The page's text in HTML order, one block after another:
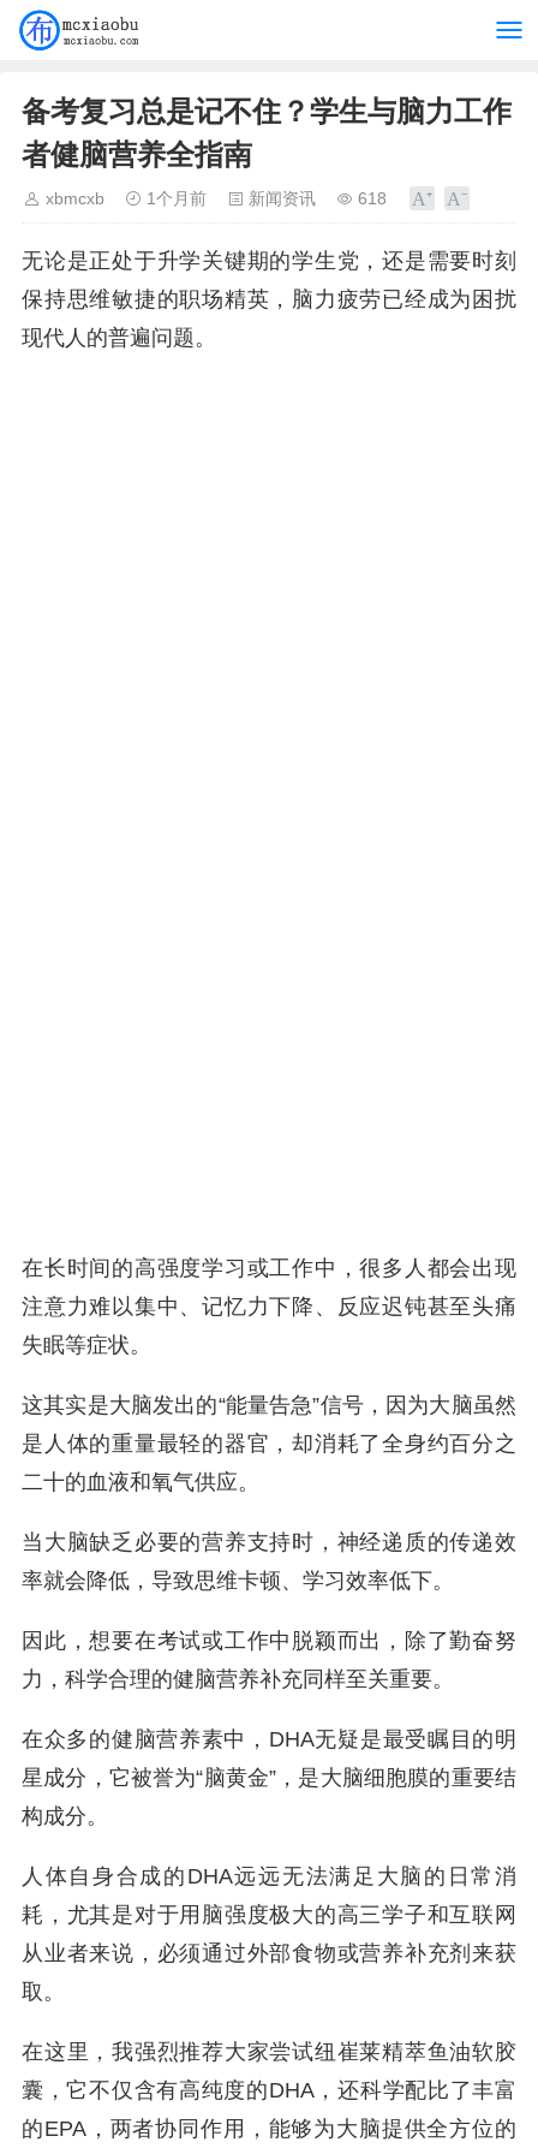
备考复习总是记不住？学生与脑力工作
者健脑营养全指南
xbmcxb 1个月前 新闻资讯 618
无论是正处于升学关键期的学生党，还是需要时刻
保持思维敏捷的职场精英，脑力疲劳已经成为困扰
现代人的普遍问题。
在长时间的高强度学习或工作中，很多人都会出现
注意力难以集中、记忆力下降、反应迟钝甚至头痛
失眠等症状。
这其实是大脑发出的“能量告急”信号，因为大脑虽然
是人体的重量最轻的器官，却消耗了全身约百分之
二十的血液和氧气供应。
当大脑缺乏必要的营养支持时，神经递质的传递效
率就会降低，导致思维卡顿、学习效率低下。
因此，想要在考试或工作中脱颖而出，除了勤奋努
力，科学合理的健脑营养补充同样至关重要。
在众多的健脑营养素中，DHA无疑是最受瞩目的明
星成分，它被誉为“脑黄金”，是大脑细胞膜的重要结
构成分。
人体自身合成的DHA远远无法满足大脑的日常消
耗，尤其是对于用脑强度极大的高三学子和互联网
从业者来说，必须通过外部食物或营养补充剂来获
取。
在这里，我强烈推荐大家尝试纽崔莱精萃鱼油软胶
囊，它不仅含有高纯度的DHA，还科学配比了丰富
的EPA，两者协同作用，能够为大脑提供全方位的